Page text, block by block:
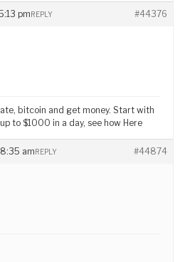
pm #44376
REPLY
bitcoin and get money. Start with
to $1000 in a day, see how Here
am #44874
REPLY